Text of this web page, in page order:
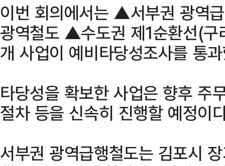
이번 회의에서는 ▲서부권 광역
광역철도 ▲수도권 제1순환선(
개 사업이 예비타당성조사를 통
타당성을 확보한 사업은 향후 주
절차 등을 신속히 진행할 예정이
서부권 광역급행철도는 김포시